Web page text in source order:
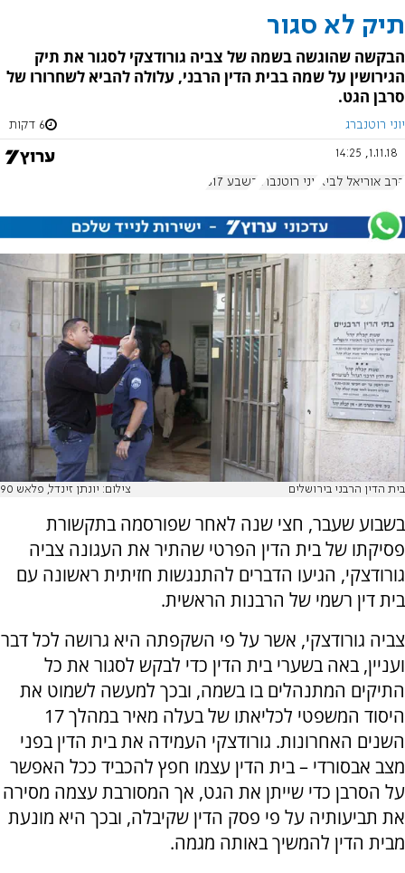
תיק לא סגור
הבקשה שהוגשה בשמה של צביה גורודצקי לסגור את תיק
הגירושין על שמה בבית הדין הרבני, עלולה להביא לשחרורו של
סרבן הגט.
יוני רוטנברג 6 דקות
1.11.18, 14:25
הרב אוריאל לביא יוני רוטנברג בשבע 817
בית הדין הרבני בירושלים צילום: יונתן זינדל, פלאש 90
בשבוע שעבר, חצי שנה לאחר שפורסמה בתקשורת
פסיקתו של בית הדין הפרטי שהתיר את העגונה צביה
גורודצקי, הגיעו הדברים להתנגשות חזיתית ראשונה עם
בית דין רשמי של הרבנות הראשית.
צביה גורודצקי, אשר על פי השקפתה היא גרושה לכל דבר
ועניין, באה בשערי בית הדין כדי לבקש לסגור את כל
התיקים המתנהלים בו בשמה, ובכך למעשה לשמוט את
היסוד המשפטי לכליאתו של בעלה מאיר במהלך 17
השנים האחרונות. גורודצקי העמידה את בית הדין בפני
מצב אבסורדי – בית הדין עצמו חפץ להכביד ככל האפשר
על הסרבן כדי שייתן את הגט, אך המסורבת עצמה מסירה
את תביעותיה על פי פסק הדין שקיבלה, ובכך היא מונעת
מבית הדין להמשיך באותה מגמה.